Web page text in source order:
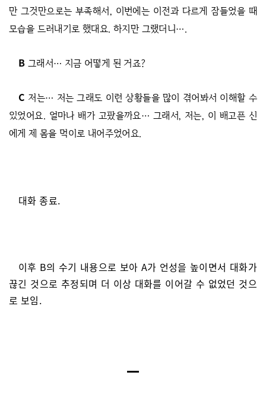
만 그것만으로는 부족해서, 이번에는 이전과 다르게 잠들었을 때
모습을 드러내기로 했대요. 하지만 그랬더니….
B 그래서… 지금 어떻게 된 거죠?
C 저는… 저는 그래도 이런 상황들을 많이 겪어봐서 이해할 수
있었어요. 얼마나 배가 고팠을까요… 그래서, 저는, 이 배고픈 신
에게 제 몸을 먹이로 내어주었어요.
대화 종료.
이후 B의 수기 내용으로 보아 A가 언성을 높이면서 대화가
끊긴 것으로 추정되며 더 이상 대화를 이어갈 수 없었던 것으
로 보임.